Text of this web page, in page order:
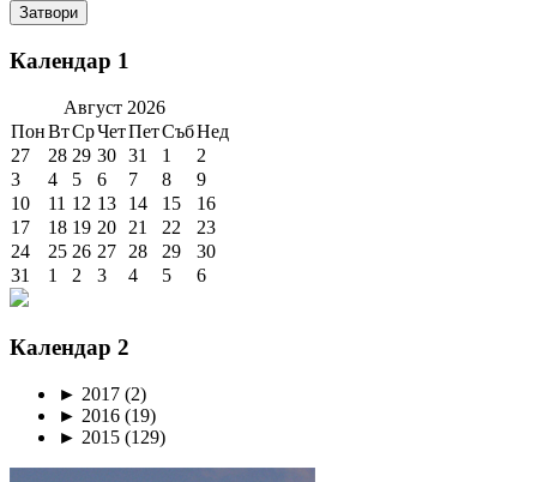
Затвори
Календар 1
Август 2026
ПонВтСрЧетПетСъбНед
27
28 29 30 31 1
2
3
4 5 6 7 8
9
10
11 12 13 14 15
16
17
18 19 20 21 22
23
24
25 26 27 28 29
30
31
1 2 3 4 5 6
Календар 2
► 2017 (2)
► 2016 (19)
► 2015 (129)